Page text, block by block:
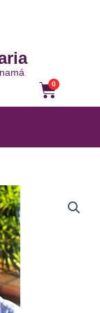
0
Carrito